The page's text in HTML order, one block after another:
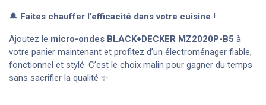
🔔 Faites chauffer l’efficacité dans votre cuisine !
Ajoutez le micro-ondes BLACK+DECKER MZ2020P-B5 à
votre panier maintenant et profitez d’un électroménager fiable,
fonctionnel et stylé. C’est le choix malin pour gagner du temps
sans sacrifier la qualité ✨